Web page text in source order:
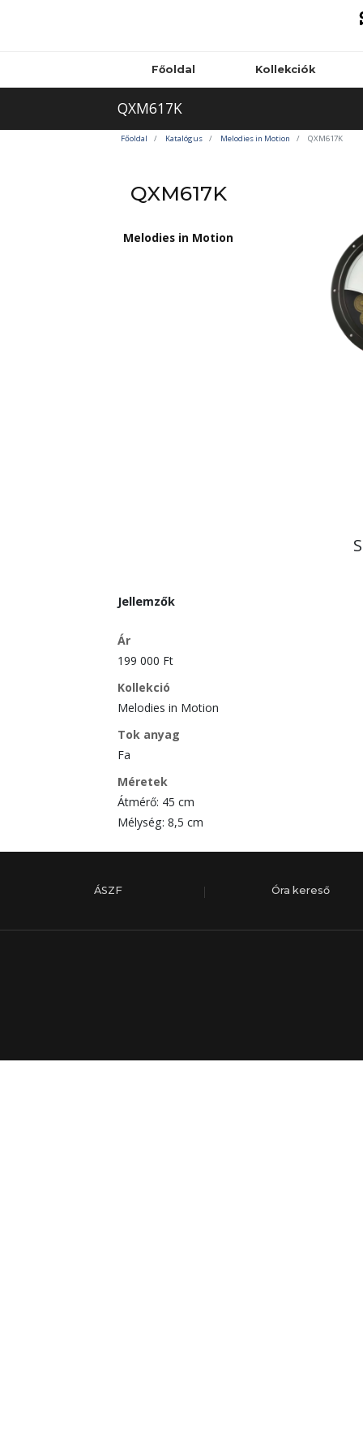
Főoldal Kollekciók
QXM617K
Főoldal Katalógus Melodies in Motion QXM617K
QXM617K
Melodies in Motion
Jellemzők
Ár
199 000 Ft
Kollekció
Melodies in Motion
Tok anyag
Fa
Méretek
Átmérő: 45 cm
Mélység: 8,5 cm
ÁSZF Óra kereső